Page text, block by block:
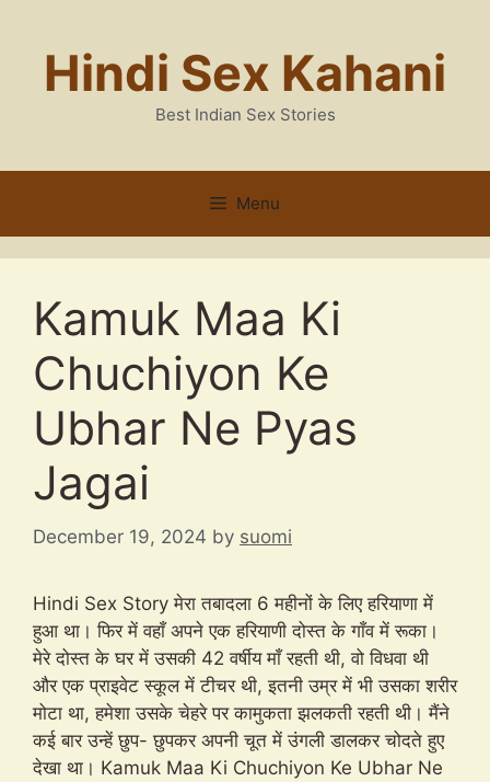
contentHindi Sex Kahani
Best Indian Sex Stories
Menu
Kamuk Maa Ki
Chuchiyon Ke
Ubhar Ne Pyas
Jagai
December 19, 2024 by suomi
Hindi Sex Story मेरा तबादला 6 महीनों के लिए हरियाणा में
हुआ था। फिर में वहाँ अपने एक हरियाणी दोस्त के गाँव में रूका।
मेरे दोस्त के घर में उसकी 42 वर्षीय माँ रहती थी, वो विधवा थी
और एक प्राइवेट स्कूल में टीचर थी, इतनी उम्र में भी उसका शरीर
मोटा था, हमेशा उसके चेहरे पर कामुकता झलकती रहती थी। मैंने
कई बार उन्हें छुप- छुपकर अपनी चूत में उंगली डालकर चोदते हुए
देखा था। Kamuk Maa Ki Chuchiyon Ke Ubhar Ne